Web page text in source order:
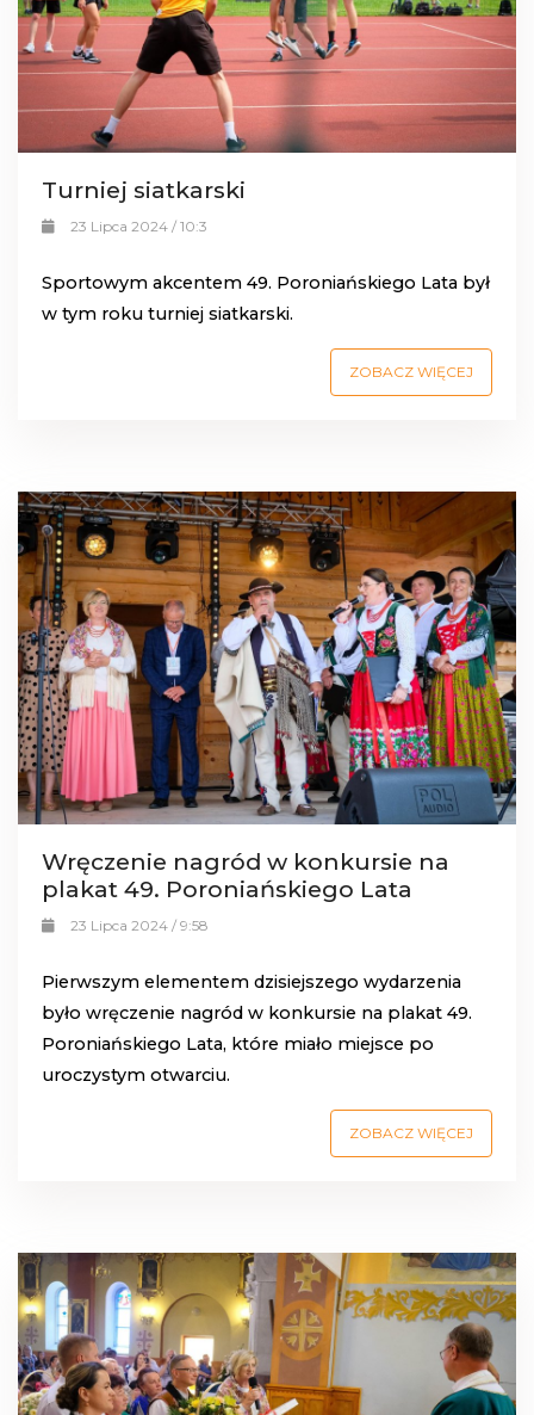
Turniej siatkarski
23 Lipca 2024 / 10:3
Sportowym akcentem 49. Poroniańskiego Lata był
w tym roku turniej siatkarski.
ZOBACZ WIĘCEJ
Wręczenie nagród w konkursie na
plakat 49. Poroniańskiego Lata
23 Lipca 2024 / 9:58
Pierwszym elementem dzisiejszego wydarzenia
było wręczenie nagród w konkursie na plakat 49.
Poroniańskiego Lata, które miało miejsce po
uroczystym otwarciu.
ZOBACZ WIĘCEJ